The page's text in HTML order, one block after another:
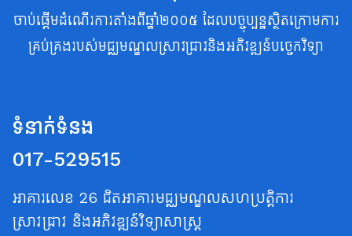
ចាប់ផ្តើមដំណើរការតាំងពីឆ្នាំ២០០៥ ដែលបច្ចុប្បន្នស្ថិតក្រោមការ
គ្រប់គ្រងរបស់មជ្ឈមណ្ឌលស្រាវជ្រាវនិងអភិវឌ្ឍន៍បច្ចេកវិទ្យា
ទំនាក់ទំនង
017-529515
អាគារលេខ 26 ជិតអាគារមជ្ឈមណ្ឌលសហប្រត្តិការ
ស្រាវជ្រាវ និងអភិវឌ្ឍន៍វិទ្យាសាស្ត្រ